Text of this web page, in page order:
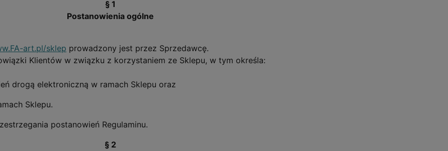
§ 1
Postanowienia ogólne
art.pl/sklep prowadzony jest przez Sprzedawcę.
Klientów w związku z korzystaniem ze Sklepu, w tym określa:
drogą elektroniczną w ramach Sklepu oraz
Sklepu.
postanowień Regulaminu.
§ 2